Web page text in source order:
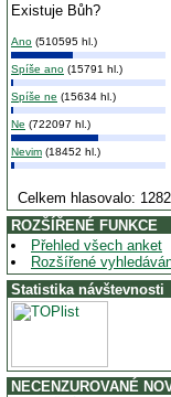
Existuje Bůh?
Ano (510595 hl.)
Spíše ano (15791 hl.)
Spíše ne (15634 hl.)
Ne (722097 hl.)
Nevim (18452 hl.)
Celkem hlasovalo:
ROZŠÍŘENÉ FUNKCE
Přehled všech anket
Rozšířené
Statistika návštevnosti
NECENZUROVANÉ